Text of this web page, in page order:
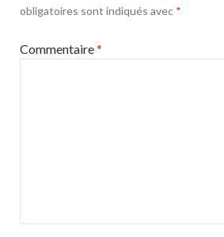
obligatoires sont indiqués avec *
Commentaire*